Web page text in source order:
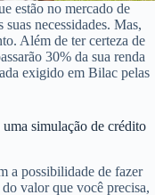
estão no mercado de
necessidades. Mas,
Além de ter certeza de
30% da sua renda
exigido em Bilac pelas
simulação de crédito
a possibilidade de fazer
valor que você precisa,